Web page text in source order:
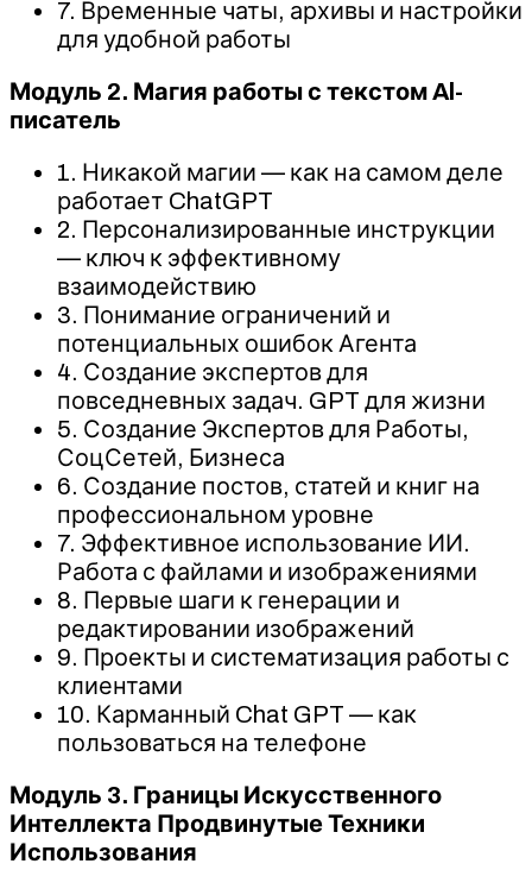
7. Временные чаты, архивы и настройки
для удобной работы
Модуль 2. Магия работы с текстом Al-
писатель
1. Никакой магии — как на самом деле
работает ChatGPT
2. Персонализированные инструкции
— ключ к эффективному
взаимодействию
3. Понимание ограничений и
потенциальных ошибок Агента
4. Создание экспертов для
повседневных задач. GPT для жизни
5. Создание Экспертов для Работы,
СоцСетей, Бизнеса
6. Создание постов, статей и книг на
профессиональном уровне
7. Эффективное использование ИИ.
Работа с файлами и изображениями
8. Первые шаги к генерации и
редактировании изображений
9. Проекты и систематизация работы с
клиентами
10. Карманный Chat GPT — как
пользоваться на телефоне
Модуль 3. Границы Искусственного
Интеллекта Продвинутые Техники
Использования